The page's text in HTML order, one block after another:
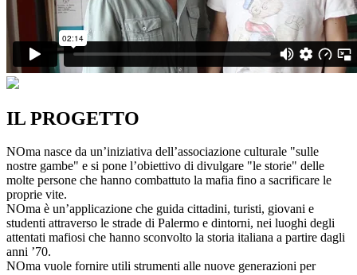
IL PROGETTO
NOma nasce da un’iniziativa dell’associazione culturale "sulle
nostre gambe" e si pone l’obiettivo di divulgare "le storie" delle
molte persone che hanno combattuto la mafia fino a sacrificare le
proprie vite.
NOma è un’applicazione che guida cittadini, turisti, giovani e
studenti attraverso le strade di Palermo e dintorni, nei luoghi degli
attentati mafiosi che hanno sconvolto la storia italiana a partire dagli
anni ’70.
NOma vuole fornire utili strumenti alle nuove generazioni per